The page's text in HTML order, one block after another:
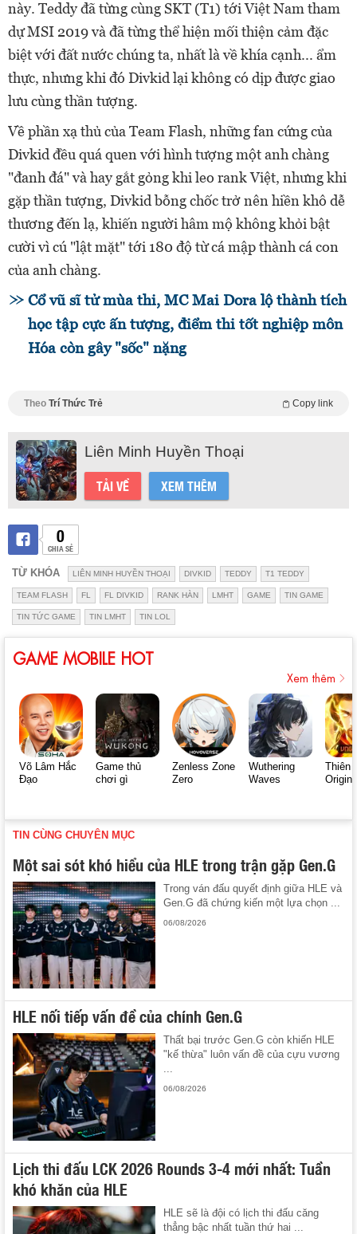
này. Teddy đã từng cùng SKT (T1) tới Việt Nam tham
dự MSI 2019 và đã từng thể hiện mối thiện cảm đặc
biệt với đất nước chúng ta, nhất là về khía cạnh... ẩm
thực, nhưng khi đó Divkid lại không có dịp được giao
lưu cùng thần tượng.
Về phần xạ thủ của Team Flash, những fan cứng của
Divkid đều quá quen với hình tượng một anh chàng
"đanh đá" và hay gắt gỏng khi leo rank Việt, nhưng khi
gặp thần tượng, Divkid bỗng chốc trở nên hiền khô dễ
thương đến lạ, khiến người hâm mộ không khỏi bật
cười vì cú "lật mặt" tới 180 độ từ cá mập thành cá con
của anh chàng.
Cổ vũ sĩ tử mùa thi, MC Mai Dora lộ thành tích
học tập cực ấn tượng, điểm thi tốt nghiệp môn
Hóa còn gây "sốc" nặng
Theo Trí Thức Trẻ Copy link
Liên Minh Huyền Thoại
TẢI VỀ XEM THÊM
0
CHIA SẺ
TỪ KHÓA LIÊN MINH HUYỀN THOẠI DIVKID TEDDY T1 TEDDY
TEAM FLASH FL FL DIVKID RANK HÀN LMHT GAME TIN GAME
TIN TỨC GAME TIN LMHT TIN LOL
GAME MOBILE HOT
Xem thêm
Võ Lâm Hắc
Đạo
Game thủ
chơi gì
Zenless Zone
Zero
Wuthering
Waves
Thiên
Origin
TIN CÙNG CHUYÊN MỤC
Một sai sót khó hiểu của HLE trong trận gặp Gen.G
Trong ván đấu quyết định giữa HLE và
Gen.G đã chứng kiến một lựa chọn ...
06/08/2026
HLE nối tiếp vấn đề của chính Gen.G
Thất bại trước Gen.G còn khiến HLE
"kế thừa" luôn vấn đề của cựu vương
...
06/08/2026
Lịch thi đấu LCK 2026 Rounds 3-4 mới nhất: Tuần
khó khăn của HLE
HLE sẽ là đội có lịch thi đấu căng
thẳng bậc nhất tuần thứ hai ...